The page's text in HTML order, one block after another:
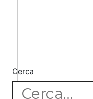
Cerca